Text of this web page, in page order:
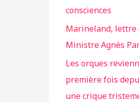
consciences
Marineland, lettre
Ministre Agnès
Les orques
première fois
une crique